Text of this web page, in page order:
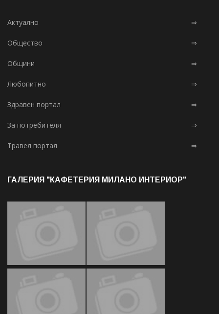
Актуално ⇒
Общество ⇒
Общини ⇒
Любопитно ⇒
Здравен портал ⇒
За потребителя ⇒
Травел портал ⇒
ГАЛЕРИЯ "КАФЕТЕРИЯ МИЛАНО ИНТЕРИОР"